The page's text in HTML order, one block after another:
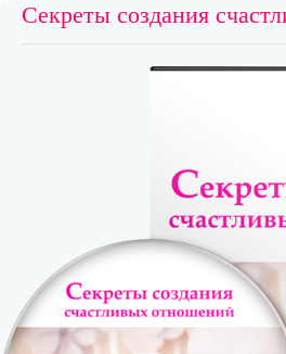
Секреты создания